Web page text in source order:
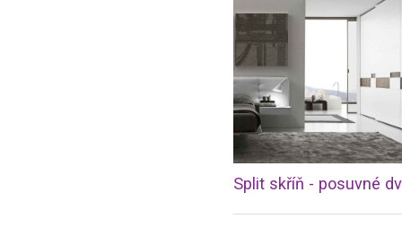
Split skříň - posuvné